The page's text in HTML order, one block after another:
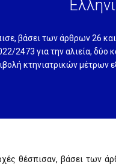
βάσει των άρθρων 26
2473 για την αλιεία,
κτηνιατρικών
θέσπισαν, βάσει των